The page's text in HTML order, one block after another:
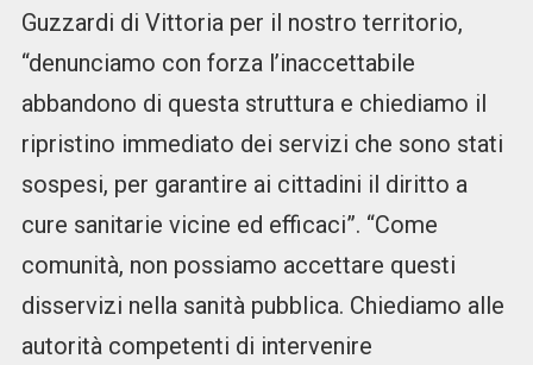
Guzzardi di Vittoria per il nostro territorio,
“denunciamo con forza l’inaccettabile
abbandono di questa struttura e chiediamo il
ripristino immediato dei servizi che sono stati
sospesi, per garantire ai cittadini il diritto a
cure sanitarie vicine ed efficaci”. “Come
comunità, non possiamo accettare questi
disservizi nella sanità pubblica. Chiediamo alle
autorità competenti di intervenire